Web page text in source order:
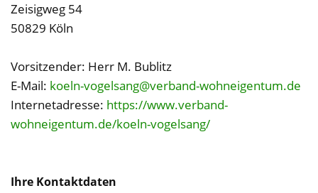
Zeisigweg 54
50829 Köln
Vorsitzender: Herr M. Bublitz
E-Mail: koeln-vogelsang@verband-wohneigentum.de
Internetadresse: https://www.verband-
wohneigentum.de/koeln-vogelsang/
Ihre Kontaktdaten
vorname
ihr